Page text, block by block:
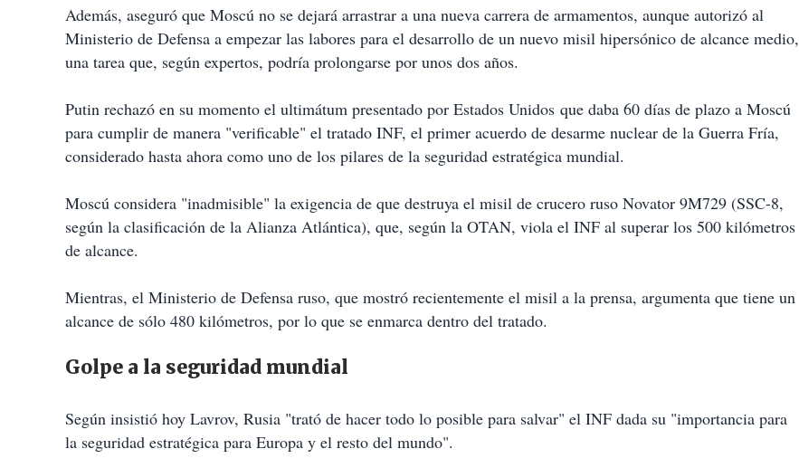
Además, aseguró que Moscú no se dejará arrastrar a una nueva carrera de armamentos, aunque autorizó al
Ministerio de Defensa a empezar las labores para el desarrollo de un nuevo misil hipersónico de alcance medio,
una tarea que, según expertos, podría prolongarse por unos dos años.
Putin rechazó en su momento el ultimátum presentado por Estados Unidos que daba 60 días de plazo a Moscú
para cumplir de manera "verificable" el tratado INF, el primer acuerdo de desarme nuclear de la Guerra Fría,
considerado hasta ahora como uno de los pilares de la seguridad estratégica mundial.
Moscú considera "inadmisible" la exigencia de que destruya el misil de crucero ruso Novator 9M729 (SSC-8,
según la clasificación de la Alianza Atlántica), que, según la OTAN, viola el INF al superar los 500 kilómetros
de alcance.
Mientras, el Ministerio de Defensa ruso, que mostró recientemente el misil a la prensa, argumenta que tiene un
alcance de sólo 480 kilómetros, por lo que se enmarca dentro del tratado.
Golpe a la seguridad mundial
Según insistió hoy Lavrov, Rusia "trató de hacer todo lo posible para salvar" el INF dada su "importancia para
la seguridad estratégica para Europa y el resto del mundo".